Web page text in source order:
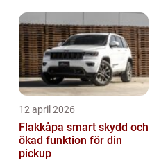
12 april 2026
Flakkåpa smart skydd och
ökad funktion för din
pickup